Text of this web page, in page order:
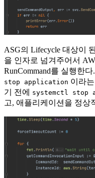
ASG의 Lifecycle 대상이
을 인자로 넘겨주어서
RunCommand를 실행한
stop application 이라
기 전에
systemctl stop
고, 애플리케이션을 정상